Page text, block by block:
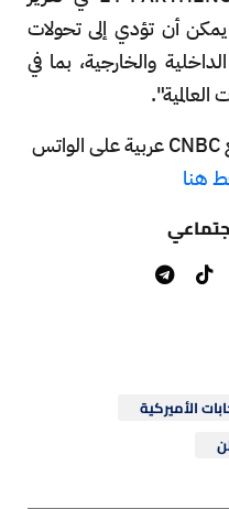
يمكن أن تؤدي إلى تحولات
والخارجية، بما في
العالمية".
لتبقى على اطلاع بآخر الأخبار تابع CNBC عربية على الواتس
هنا
الأميركية